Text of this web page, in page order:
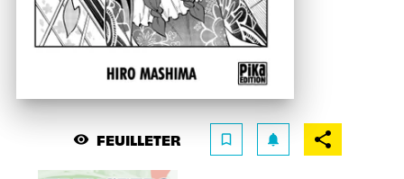
visibility FEUILLETER bookmark_border notifications